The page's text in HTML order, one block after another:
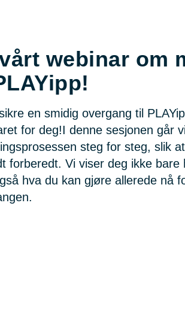
webinar om
en smidig overgang til
for deg!I denne sesjonen går
steg for steg, slik
forberedt. Vi viser deg ikke bare
hva du kan gjøre allerede nå